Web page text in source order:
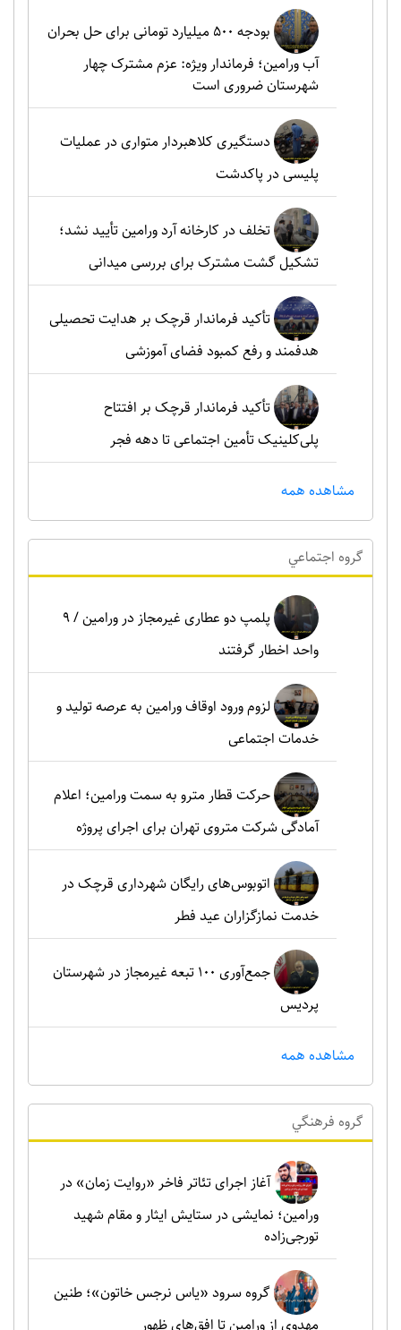
بودجه ۵۰۰ میلیارد تومانی برای حل بحران
آب ورامین؛ فرماندار ویژه: عزم مشترک چهار
شهرستان ضروری است
دستگیری کلاهبردار متواری در عملیات
پلیسی در پاکدشت
تخلف در کارخانه آرد ورامین تأیید نشد؛
تشکیل گشت مشترک برای بررسی میدانی
تأکید فرماندار قرچک بر هدایت تحصیلی
هدفمند و رفع کمبود فضای آموزشی
تأکید فرماندار قرچک بر افتتاح
پلی‌کلینیک تأمین اجتماعی تا دهه فجر
مشاهده همه
گروه اجتماعي
پلمپ دو عطاری غیرمجاز در ورامین / ۹
واحد اخطار گرفتند
لزوم ورود اوقاف ورامین به عرصه تولید و
خدمات اجتماعی
حرکت قطار مترو به سمت ورامین؛ اعلام
آمادگی شرکت متروی تهران برای اجرای پروژه
اتوبوس‌های رایگان شهرداری قرچک در
خدمت نمازگزاران عید فطر
جمع‌آوری ۱۰۰ تبعه غیرمجاز در شهرستان
پردیس
مشاهده همه
گروه فرهنگي
آغاز اجرای تئاتر فاخر «روایت زمان» در
ورامین؛ نمایشی در ستایش ایثار و مقام شهید
تورجی‌زاده
گروه سرود «یاس نرجس خاتون»؛ طنین
مهدوی از ورامین تا افق‌های ظهور